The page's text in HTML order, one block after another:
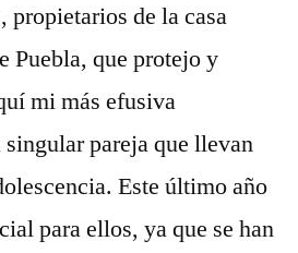
propietarios de la casa
Puebla, que protejo y
mi más efusiva
pareja que llevan
Este último año
para ellos, ya que se han